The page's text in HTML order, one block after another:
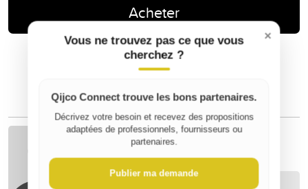
Acheter
Théo R
×
Vous ne trouvez pas ce que vous
cherchez ?
Qijco Connect trouve les bons partenaires.
Décrivez votre besoin et recevez des propositions
adaptées de professionnels, fournisseurs ou
partenaires.
Publier ma demande